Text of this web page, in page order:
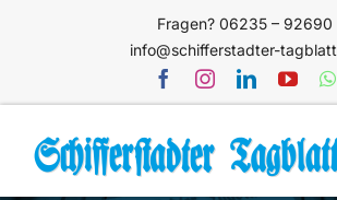
Fragen? 06235 – 92690
info@schifferstadter-